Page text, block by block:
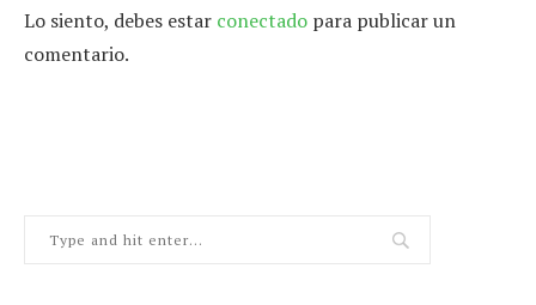
Lo siento, debes estar conectado para publicar un
comentario.